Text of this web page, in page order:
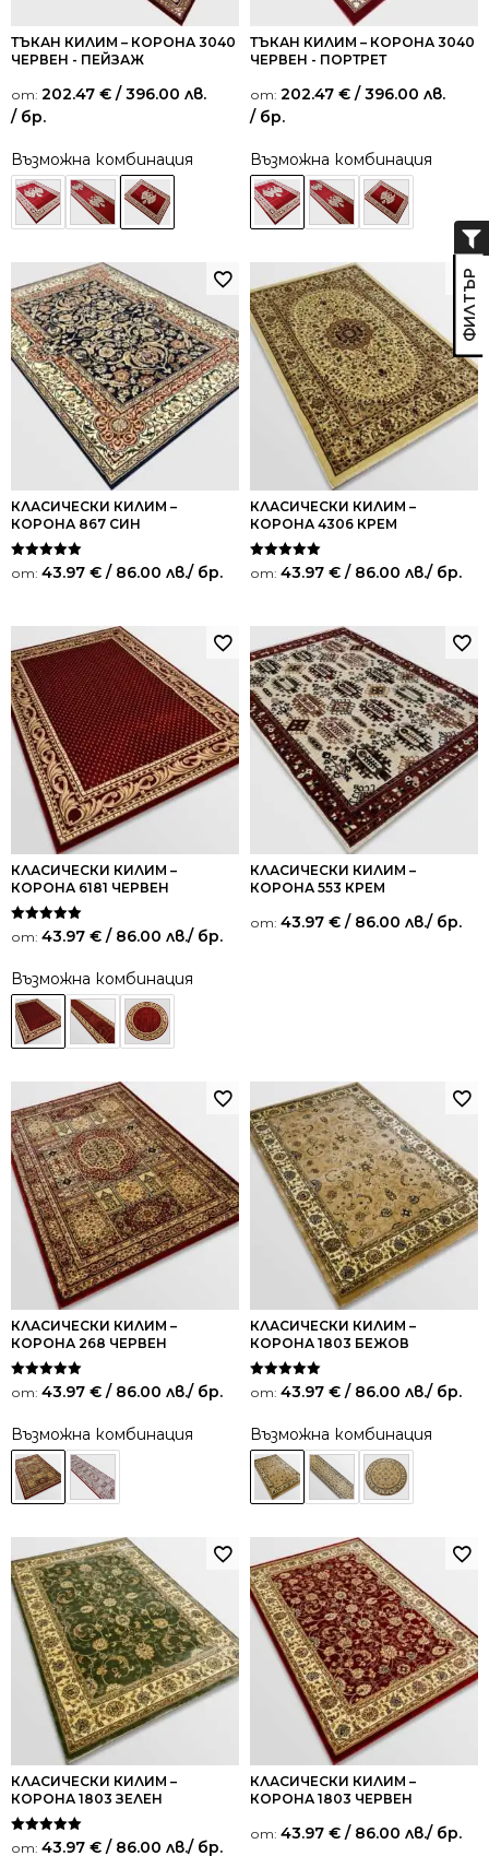
ТЪКАН КИЛИМ – КОРОНА 3040
ЧЕРВЕН - ПЕЙЗАЖ
от: 202.47 € / 396.00 лв.
/ бр.
Възможна комбинация
ТЪКАН КИЛИМ – КОРОНА 3040
ЧЕРВЕН - ПОРТРЕТ
от: 202.47 € / 396.00 лв.
/ бр.
Възможна комбинация
КЛАСИЧЕСКИ КИЛИМ –
КОРОНА 867 СИН
Оценено на
5.00
от: 43.97 € / 86.00 лв./ бр.
КЛАСИЧЕСКИ КИЛИМ –
КОРОНА 4306 КРЕМ
Оценено на
5.00
от: 43.97 € / 86.00 лв./ бр.
КЛАСИЧЕСКИ КИЛИМ –
КОРОНА 6181 ЧЕРВЕН
Оценено на
5.00
от: 43.97 € / 86.00 лв./ бр.
Възможна комбинация
КЛАСИЧЕСКИ КИЛИМ –
КОРОНА 553 КРЕМ
от: 43.97 € / 86.00 лв./ бр.
КЛАСИЧЕСКИ КИЛИМ –
КОРОНА 268 ЧЕРВЕН
Оценено на
5.00
от: 43.97 € / 86.00 лв./ бр.
Възможна комбинация
КЛАСИЧЕСКИ КИЛИМ –
КОРОНА 1803 БЕЖОВ
Оценено на
5.00
от: 43.97 € / 86.00 лв./ бр.
Възможна комбинация
КЛАСИЧЕСКИ КИЛИМ –
КОРОНА 1803 ЗЕЛЕН
Оценено на
от: 43.97 € / 86.00 лв./ бр.
КЛАСИЧЕСКИ КИЛИМ –
КОРОНА 1803 ЧЕРВЕН
от: 43.97 € / 86.00 лв./ бр.